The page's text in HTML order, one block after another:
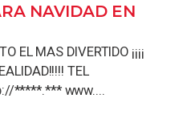
NAVIDAD EN
EL MAS DIVERTIDO ¡¡¡¡
TEL
*****.*** www....